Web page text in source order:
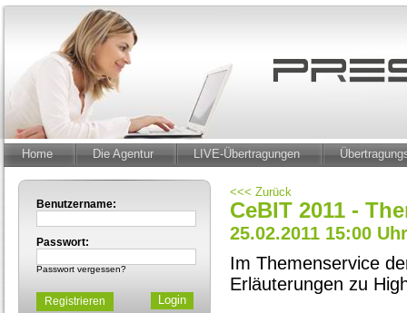
Home Die Agentur LIVE-Übertragungen
Benutzername:
Passwort:
Passwort vergessen?
Registrieren
<<< Zurück
CeBIT 2011 -
25.02.2011 15:00 Uhr
Im Themenservice
Erläuterungen zu